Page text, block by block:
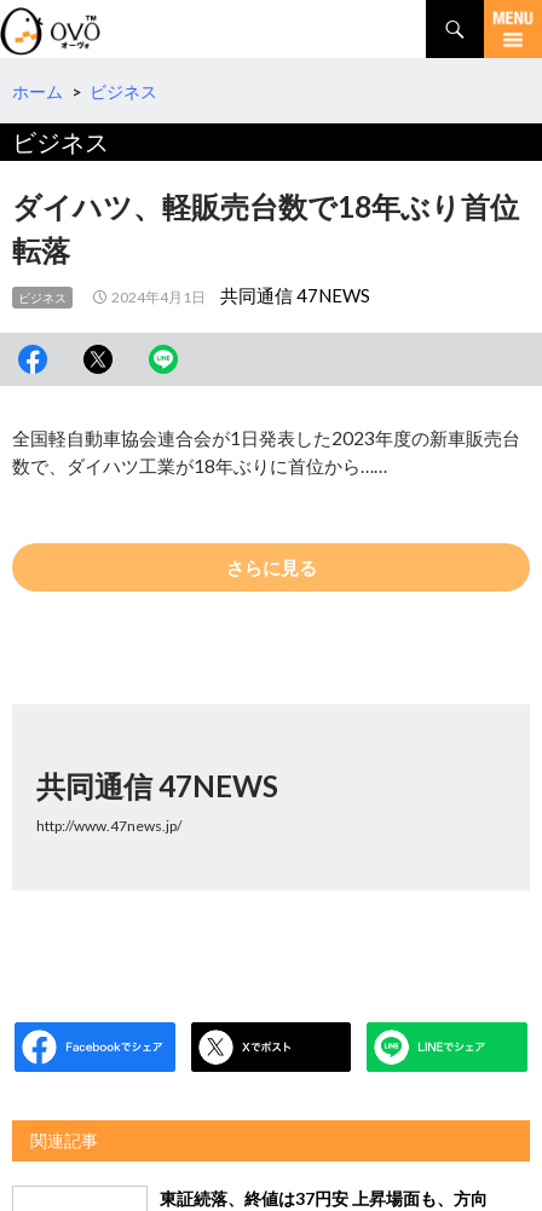
検
索
コ
テ
へ
ホーム > ビジネス
ビジネス
ダイハツ、軽販売台数で18年ぶり首位
転落
ビジネス 2024年4月1日 共同通信 47NEWS
全国軽自動車協会連合会が1日発表した2023年度の新車販売台
数で、ダイハツ工業が18年ぶりに首位から……
さらに見る
共同通信 47NEWS
http://www.47news.jp/
関連記事
東証続落、終値は37円安 上昇場面も、方向